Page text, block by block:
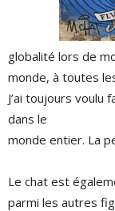
globalité lors de
monde, à toutes
J’ai toujours
dans le
monde entier. La
Le chat est
parmi les autres